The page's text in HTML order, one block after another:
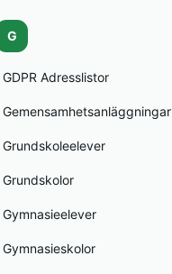
G
GDPR Adresslistor
Gemensamhetsanläggningar
Grundskoleelever
Grundskolor
Gymnasieelever
Gymnasieskolor